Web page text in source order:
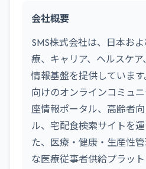
会社概要
SMS株式会社は、日本お
療、キャリア、ヘルスケ
情報基盤を提供していま
向けのオンラインコミュ
座情報ポータル、高齢者
ル、宅配食検索サイトを
た、医療・健康・生産性
な医療従事者供給プラッ